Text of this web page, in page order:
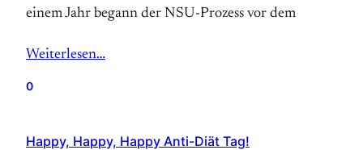
einem Jahr begann der NSU-Prozess vor dem
Weiterlesen…
0
Happy, Happy, Happy Anti-Diät Tag!